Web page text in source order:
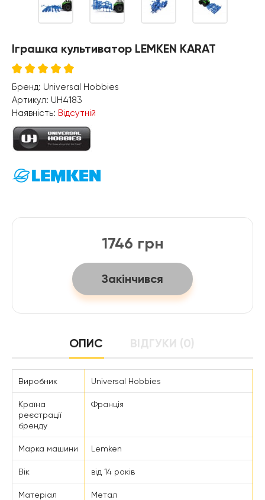
Іграшка культиватор LEMKEN KARAT
Бренд: Universal Hobbies
Артикул: UH4183
Наявність: Відсутній
1746 грн
Закінчився
ОПИС ВІДГУКИ (0)
Виробник Universal Hobbies
Країна
реєстрації
бренду
Франція
Марка машини Lemken
Вік від 14 років
Матеріал Метал